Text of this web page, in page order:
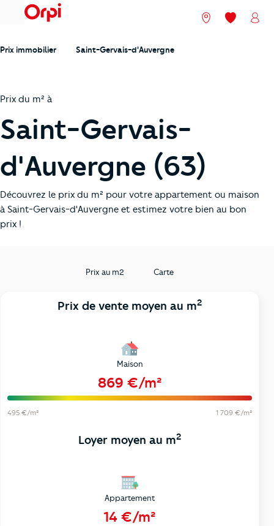
menu Nos agences
Mes
Prix immobilier Saint-Gervais-d'Auvergne
Prix du m² à
Saint-Gervais-
d'Auvergne (63)
Découvrez le prix du m² pour votre appartement ou maison
à Saint-Gervais-d'Auvergne et estimez votre bien au bon
prix !
Prix au m2 Carte
Prix de vente moyen au m2
Maison
869 €/m²
495 €/m² 1 709 €/m²
Loyer moyen au m2
Appartement
14 €/m²